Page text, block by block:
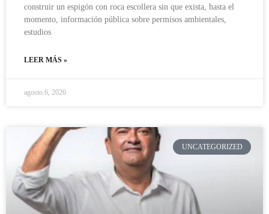
construir un espigón con roca escollera sin que exista, hasta el
momento, información pública sobre permisos ambientales,
estudios
LEER MÁS »
agosto 6, 2026
UNCATEGORIZED